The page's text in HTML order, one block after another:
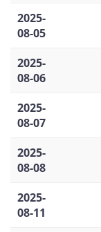
2025-
08-05
2025-
08-06
2025-
08-07
2025-
08-08
2025-
08-11